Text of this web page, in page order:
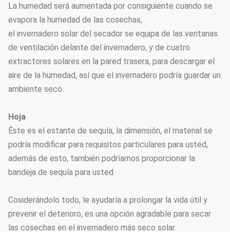
Equipo de base
ventilación de ambos lados,
distribución de la corriente
eléctrica
Sistema de apoyo
(elija según sus
Sistema de enfriamiento,
eléctrico fuera de sombrear
La humedad será aumentada por consiguiente cuando se
evapora la humedad de las cosechas,
el invernadero solar del secador se equipa de las ventanas
de ventilación delante del invernadero, y de cuatro
extractores solares en la pared trasera, para descargar el
aire de la humedad, así que el invernadero podría guardar un
ambiente seco.
Hoja
Éste es el estante de sequía, la dimensión, el material se
podría modificar para requisitos particulares para usted,
además de esto, también podríamos proporcionar la
bandeja de sequía para usted.
Cosiderándolo todo, le ayudaría a prolongar la vida útil y
prevenir el deterioro, es una opción agradable para secar
las cosechas en el invernadero más seco solar.